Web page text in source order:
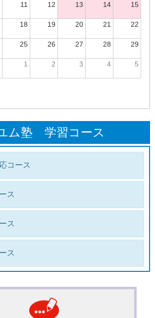
11 12 13 14 15
18 19 20 21 22
25 26 27 28 29
1 2 3 4 5
ム塾 学習コース
コース
ス
ス
ス